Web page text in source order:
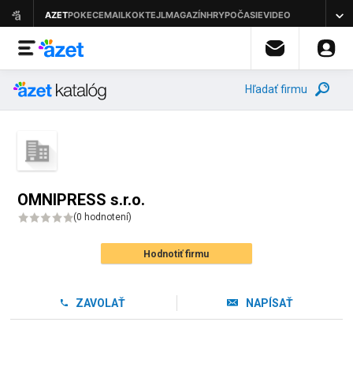
Hľadať firmu
OMNIPRESS s.r.o.
(0 hodnotení)
Hodnotiť firmu
ZAVOLAŤ NAPÍSAŤ